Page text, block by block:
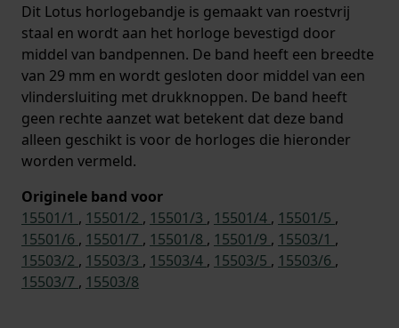
Dit Lotus horlogebandje is gemaakt van roestvrij
staal en wordt aan het horloge bevestigd door
middel van bandpennen. De band heeft een breedte
van 29 mm en wordt gesloten door middel van een
vlindersluiting met drukknoppen. De band heeft
geen rechte aanzet wat betekent dat deze band
alleen geschikt is voor de horloges die hieronder
worden vermeld.
Originele band voor
15501/1 , 15501/2 , 15501/3 , 15501/4 , 15501/5 ,
15501/6 , 15501/7 , 15501/8 , 15501/9 , 15503/1 ,
15503/2 , 15503/3 , 15503/4 , 15503/5 , 15503/6 ,
15503/7 , 15503/8